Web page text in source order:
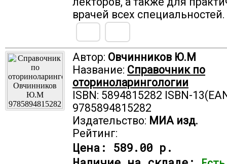
врачей всех специальностей.
Автор: Овчинников Ю.М
Название: Справочник по
оториноларингологии
ISBN: 5894815282 ISBN-
9785894815282
Издательство: МИА изд.
Рейтинг:
Цена: 589.00 р.